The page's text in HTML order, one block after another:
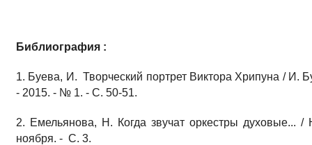
Библиография :
1. Буева, И. Творческий портрет Виктора Хрипуна / И.
- 2015. - № 1. - С. 50-51.
2. Емельянова, Н. Когда звучат оркестры
ноября. - С. 3.